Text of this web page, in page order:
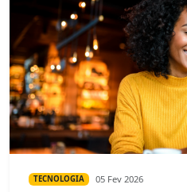
TECNOLOGIA 05 Fev 2026